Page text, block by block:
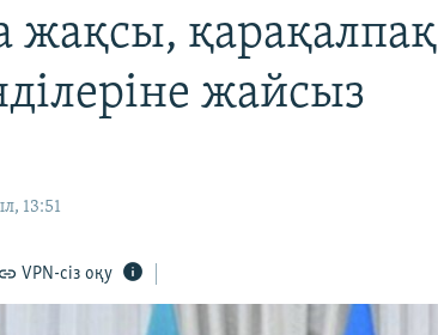
жақсы, қарақалпақ
жайсыз
13:51
VPN-сіз оқу